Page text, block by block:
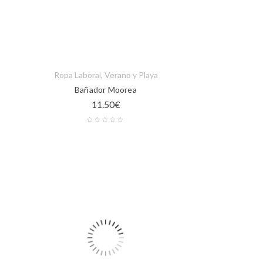
Ropa Laboral, Verano y Playa
Bañador Moorea
11.50€